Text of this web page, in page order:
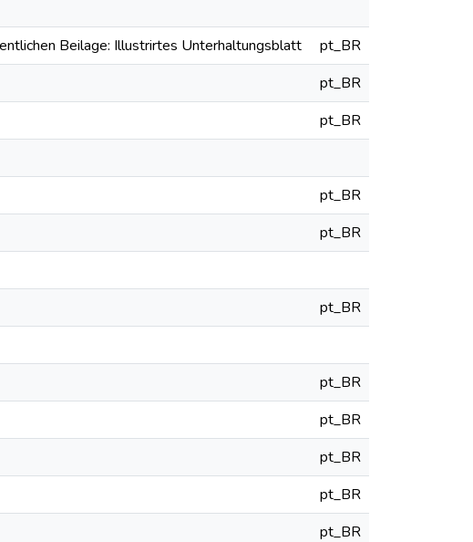
Beilage: Illustrirtes Unterhaltungsblatt
pt_BR
pt_BR
pt_BR
pt_BR
pt_BR
pt_BR
pt_BR
pt_BR
pt_BR
pt_BR
pt_BR